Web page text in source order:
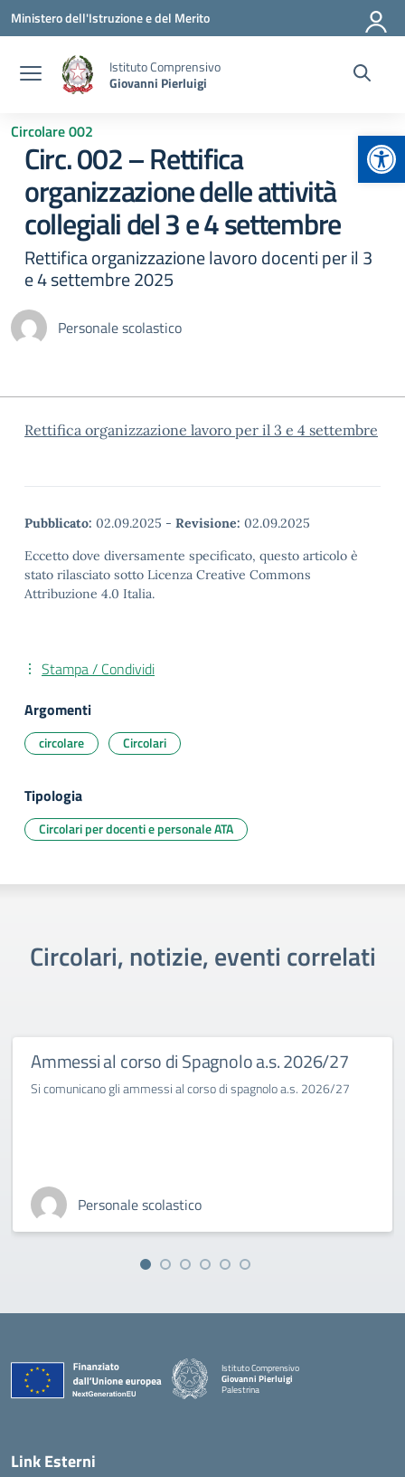
Vai ai contenuti
Vai al menu di navigazione
Vai al footer
Ministero dell'Istruzione e del Merito
Istituto Comprensivo
Giovanni Pierluigi
Circolare 002
Circ. 002 – Rettifica
organizzazione delle attività
collegiali del 3 e 4 settembre
Rettifica organizzazione lavoro docenti per il 3
e 4 settembre 2025
Personale scolastico
Rettifica organizzazione lavoro per il 3 e 4 settembre
Pubblicato: 02.09.2025 - Revisione: 02.09.2025
Eccetto dove diversamente specificato, questo articolo è
stato rilasciato sotto Licenza Creative Commons
Attribuzione 4.0 Italia.
Stampa / Condividi
Argomenti
circolare Circolari
Tipologia
Circolari per docenti e personale ATA
Circolari, notizie, eventi correlati
Ammessi al corso di Spagnolo a.s. 2026/27
Si comunicano gli ammessi al corso di spagnolo a.s. 2026/27
Personale scolastico
Istituto Comprensivo
Giovanni Pierluigi
Palestrina
Link Esterni